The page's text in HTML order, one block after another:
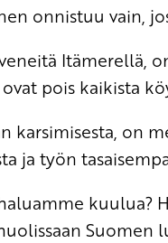
onnistuu vain,
Itämerellä,
pois kaikista
karsimisesta, on
ja työn
kuulua?
Suomen